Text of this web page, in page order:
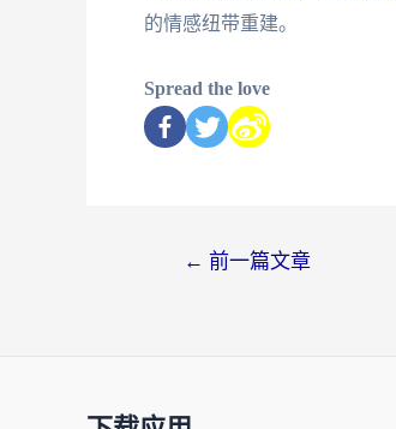
的情感纽带重建。
Spread the love
← 前一篇文章